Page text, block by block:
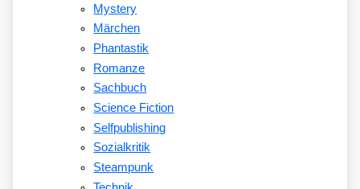
Mystery
Märchen
Phantastik
Romanze
Sachbuch
Science Fiction
Selfpublishing
Sozialkritik
Steampunk